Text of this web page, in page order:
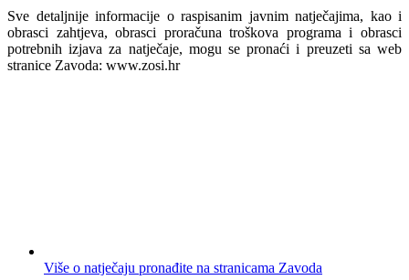
Sve detaljnije informacije o raspisanim javnim natječajima, kao i
obrasci zahtjeva, obrasci proračuna troškova programa i obrasci
potrebnih izjava za natječaje, mogu se pronaći i preuzeti sa web
stranice Zavoda: www.zosi.hr
Više o natječaju pronađite na stranicama Zavoda